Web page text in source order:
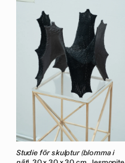
Studie för skulptur (blomma i